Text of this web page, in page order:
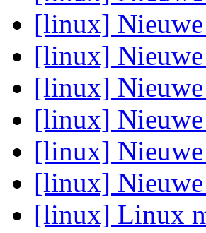
[linux]
[linux]
[linux]
[linux]
[linux]
[linux]
[linux] Linux